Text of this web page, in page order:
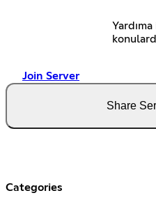
Join Server
Share
Categories